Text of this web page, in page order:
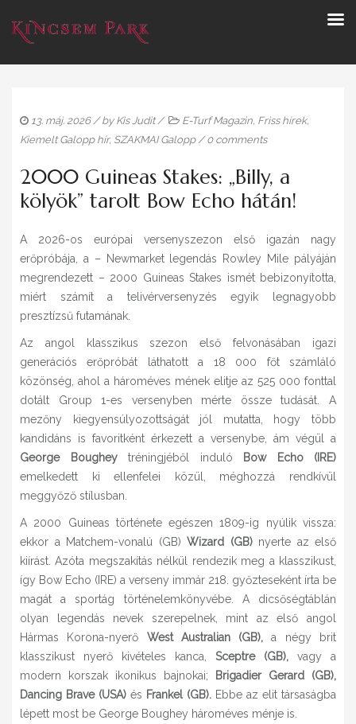
13. máj. 2026/ by Kis Judit/ E-Turf Magazin, Friss hírek,
Kiemelt Galopp hír, SZAKMAI Galopp/0 comments
2000 Guineas Stakes: „Billy, a
kölyök” tarolt Bow Echo hátán!
A 2026-os európai versenyszezon első igazán nagy
erőpróbája, a – Newmarket legendás Rowley Mile pályáján
megrendezett – 2000 Guineas Stakes ismét bebizonyította,
miért számít a telivérversenyzés egyik legnagyobb
presztízsű futamának.
Az angol klasszikus szezon első felvonásában igazi
generációs erőpróbát láthatott a 18 000 főt számláló
közönség, ahol a hároméves mének elitje az 525 000 fonttal
dotált Group 1-es versenyben mérte össze tudását. A
mezőny kiegyensúlyozottságát jól mutatta, hogy több
kandidáns is favoritként érkezett a versenybe, ám végül a
George Bougheytréningjéből induló
Bow Echo (IRE)
emelkedett ki ellenfelei közül, méghozzá rendkívül
meggyőző stílusban.
A 2000 Guineas története egészen 1809-ig nyúlik vissza:
ekkor a Matchem-vonalú (GB) Wizard (GB)nyerte az első
kiírást. Azóta megszakítás nélkül rendezik meg a klasszikust,
így Bow Echo (IRE) a verseny immár 218. győzteseként írta be
magát a sportág történelemkönyvébe. A dicsőségtáblán
olyan legendás nevek szerepelnek, mint az első angol
Hármas Korona-nyerő West Australian (GB), a négy brit
klasszikust nyerő kivételes kanca, Sceptre (GB), vagy a
modern korszak ikonikus bajnokai;
Brigadier Gerard (GB),
Dancing Brave (USA) és Frankel (GB). Ebbe az elit társaságba
lépett most be George Boughey hároméves ménje is.